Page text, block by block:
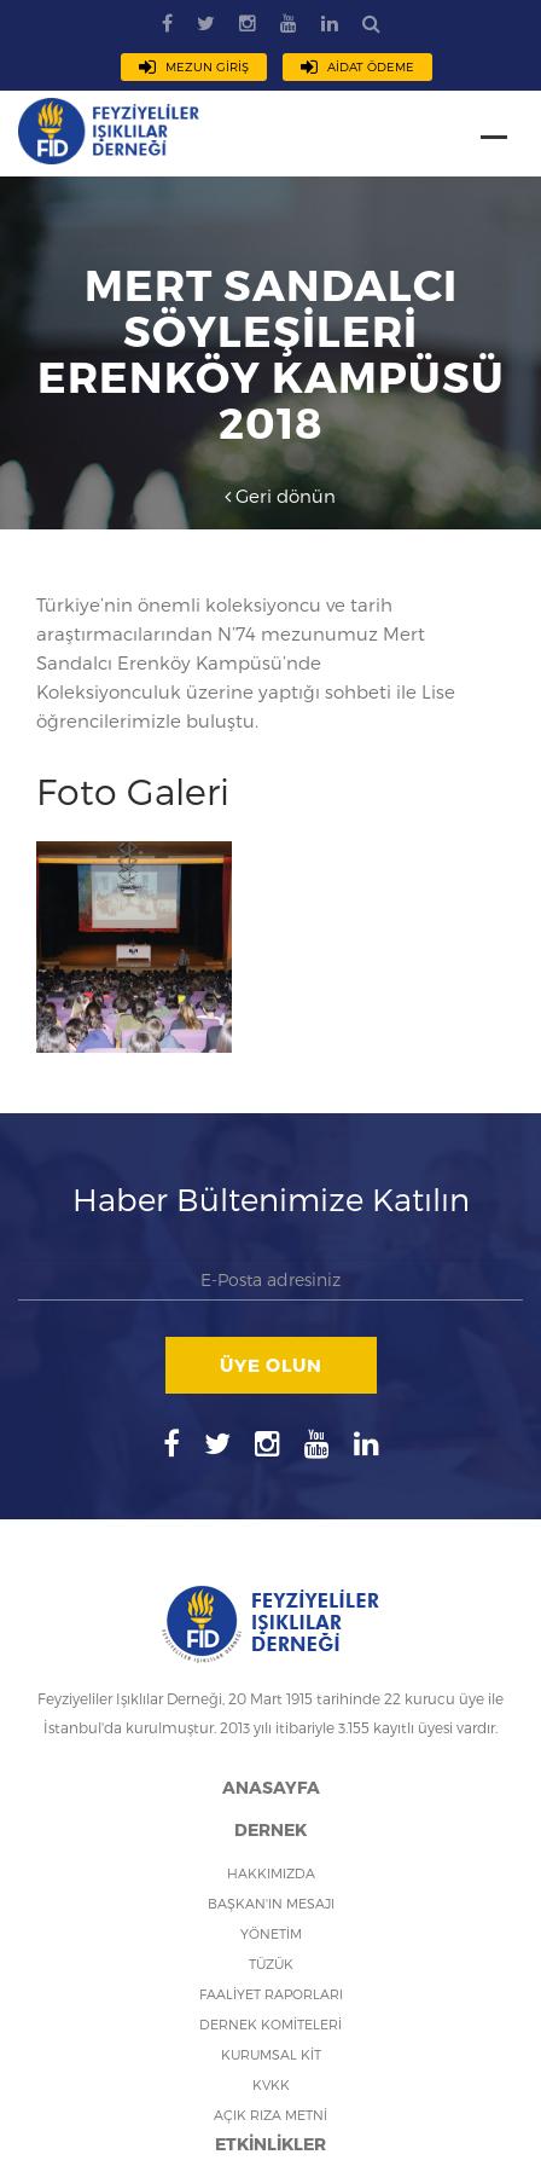
MEZUN GİRİŞ AİDAT ÖDEME
MERT SANDALCI
SÖYLEŞİLERİ
ERENKÖY KAMPÜSÜ
2018
Geri dönün
Türkiye’nin önemli koleksiyoncu ve tarih
araştırmacılarından N’74 mezunumuz Mert
Sandalcı Erenköy Kampüsü’nde
Koleksiyonculuk üzerine yaptığı sohbeti ile Lise
öğrencilerimizle buluştu.
Foto Galeri
Haber Bültenimize Katılın
ÜYE OLUN
Feyziyeliler Işıklılar Derneği, 20 Mart 1915 tarihinde 22 kurucu üye ile
İstanbul'da kurulmuştur. 2013 yılı itibariyle 3.155 kayıtlı üyesi vardır.
ANASAYFA
DERNEK
HAKKIMIZDA
BAŞKAN'IN MESAJI
YÖNETİM
TÜZÜK
FAALİYET RAPORLARI
DERNEK KOMİTELERİ
KURUMSAL KİT
KVKK
AÇIK RIZA METNİ
ETKİNLİKLER